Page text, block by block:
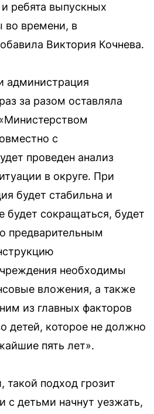
и ребята выпускных
во времени, в
Виктория Кочнева.
администрация
за разом оставляла
с
проведен анализ
в округе. При
будет стабильна и
будет сокращаться, будет
предварительным
необходимы
вложения, а также
из главных факторов
детей, которое не должно
пять лет».
подход грозит
с детьми начнут уезжать,